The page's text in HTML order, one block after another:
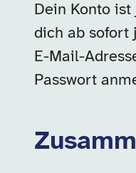
Dein Konto
dich ab sofort
E-Mail-
Passwort